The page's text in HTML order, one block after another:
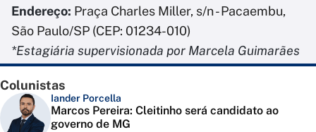
Endereço: Praça Charles Miller, s/n - Pacaembu,
São Paulo/SP (CEP: 01234-010)
*Estagiária supervisionada por Marcela Guimarães
Colunistas
Iander Porcella
Marcos Pereira: Cleitinho será candidato ao
governo de MG